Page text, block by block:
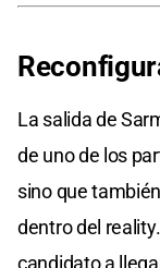
La salida de
de uno de los
sino que
dentro del
candidato a